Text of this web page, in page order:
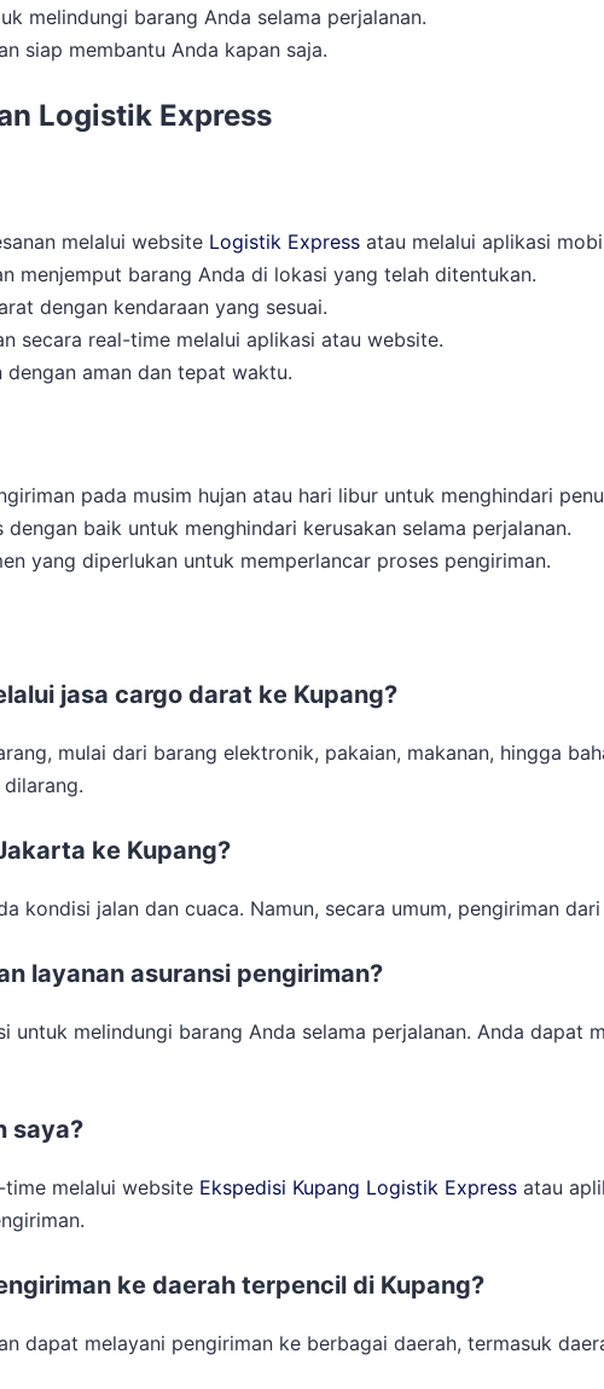
melindungi barang Anda selama perjalanan.
siap membantu Anda kapan saja.
Logistik Express
melalui website Logistik Express atau melalui aplikasi
menjemput barang Anda di lokasi yang telah ditentukan.
dengan kendaraan yang sesuai.
secara real-time melalui aplikasi atau website.
aman dan tepat waktu.
pada musim hujan atau hari libur untuk menghindari
baik untuk menghindari kerusakan selama perjalanan.
yang diperlukan untuk memperlancar proses pengiriman.
jasa cargo darat ke Kupang?
mulai dari barang elektronik, pakaian, makanan, hingga
ke Kupang?
kondisi jalan dan cuaca. Namun, secara umum, pengiriman
layanan asuransi pengiriman?
untuk melindungi barang Anda selama perjalanan. Anda dapat
saya?
melalui website Ekspedisi Kupang Logistik Express atau
ke daerah terpencil di Kupang?
dapat melayani pengiriman ke berbagai daerah, termasuk